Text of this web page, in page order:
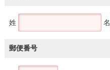
姓 名
郵便番号